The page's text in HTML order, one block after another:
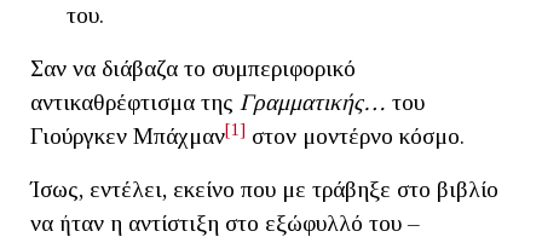
του.
Σαν να διάβαζα το συμπεριφορικό
αντικαθρέφτισμα της Γραμματικής… του
Γιούργκεν Μπάχμαν[1] στον μοντέρνο κόσμο.
Ίσως, εντέλει, εκείνο που με τράβηξε στο βιβλίο
να ήταν η αντίστιξη στο εξώφυλλό του –